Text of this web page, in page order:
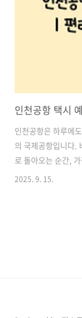
인천공항은 하루에
의 국제공항입니다.
로 돌아오는 순간,
는 것입니다. 특히
약 방법을 가장 쉽
2025. 9. 15.